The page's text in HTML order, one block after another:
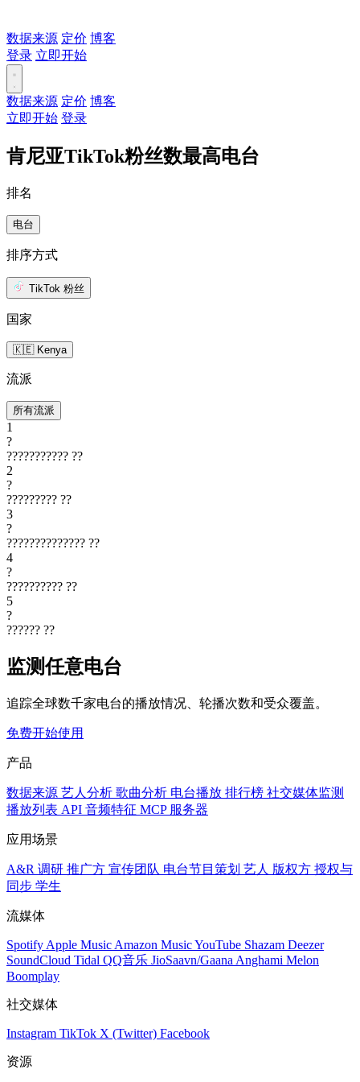
数据来源 定价 博客
登录 立即开始
数据来源 定价 博客
立即开始 登录
肯尼亚TikTok粉丝数最高电台
排名
电台
排序方式
TikTok 粉丝
国家
🇰🇪 Kenya
流派
所有流派
1
?
??????????? ??
2
?
????????? ??
3
?
?????????????? ??
4
?
?????????? ??
5
?
?????? ??
监测任意电台
追踪全球数千家电台的播放情况、轮播次数和受众覆盖。
免费开始使用
产品
数据来源 艺人分析 歌曲分析 电台播放 排行榜 社交媒体监测
播放列表 API 音频特征 MCP 服务器
应用场景
A&R 调研 推广方 宣传团队 电台节目策划 艺人 版权方 授权与
同步 学生
流媒体
Spotify Apple Music Amazon MusicYouTube Shazam Deezer
SoundCloud Tidal QQ音乐 JioSaavn/Gaana Anghami Melon
Boomplay
社交媒体
Instagram TikTok X (Twitter) Facebook
资源